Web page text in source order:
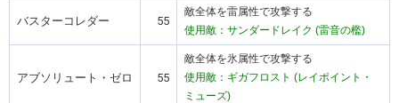
バスターコレダー 55
敵全体を雷属性で攻撃する
使用敵：サンダードレイク (雷音の檻)
アブソリュート・ゼロ 55
敵全体を氷属性で攻撃する
使用敵：ギガフロスト (レイポイント・
ミューズ)